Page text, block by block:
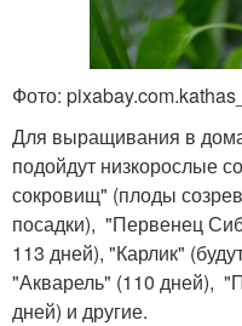
Фото:
Для выращивания в
подойдут низкорослые
сокровищ" (плоды
посадки), "Первенец
113 дней), "Карлик"
"Акварель" (110 дней),
дней) и другие.